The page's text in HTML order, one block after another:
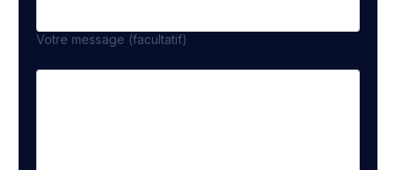
Votre message (facultatif)